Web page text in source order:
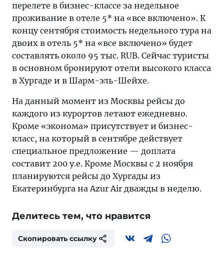
перелете в бизнес-классе за недельное
проживание в отеле 5* на «все включено». К
концу сентября стоимость недельного тура на
двоих в отель 5* на «все включено» будет
составлять около 95 тыс. RUB. Сейчас туристы
в основном бронируют отели высокого класса
в Хургаде и в Шарм-эль-Шейхе.
На данный момент из Москвы рейсы до
каждого из курортов летают ежедневно.
Кроме «эконома» присутствует и бизнес-
класс, на который в сентябре действует
специальное предложение — доплата
составит 200 у.е. Кроме Москвы с 2 ноября
планируются рейсы до Хургады из
Екатеринбурга на Azur Air дважды в неделю.
Делитесь тем, что нравится
Скопировать ссылку